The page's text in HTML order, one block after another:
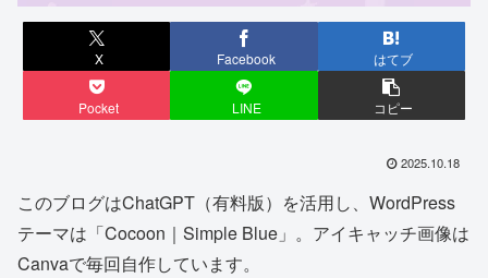
X Facebook はてブ
Pocket LINE コピー
2025.10.18
このブログはChatGPT（有料版）を活用し、WordPress
テーマは「Cocoon｜Simple Blue」。アイキャッチ画像は
Canvaで毎回自作しています。